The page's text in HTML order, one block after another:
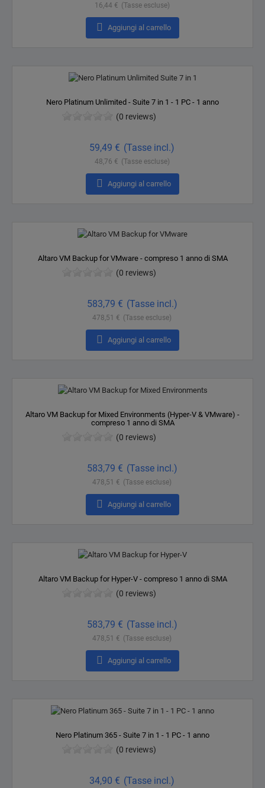
16,44 € (Tasse escluse)
 Aggiungi al carrello
Nero Platinum Unlimited - Suite 7 in 1 - 1 PC - 1 anno
(0 reviews)
59,49 € (Tasse incl.)
48,76 € (Tasse escluse)
 Aggiungi al carrello
Altaro VM Backup for VMware - compreso 1 anno di SMA
(0 reviews)
583,79 € (Tasse incl.)
478,51 € (Tasse escluse)
 Aggiungi al carrello
Altaro VM Backup for Mixed Environments (Hyper-V & VMware) -
compreso 1 anno di SMA
(0 reviews)
583,79 € (Tasse incl.)
478,51 € (Tasse escluse)
 Aggiungi al carrello
Altaro VM Backup for Hyper-V - compreso 1 anno di SMA
(0 reviews)
583,79 € (Tasse incl.)
478,51 € (Tasse escluse)
 Aggiungi al carrello
Nero Platinum 365 - Suite 7 in 1 - 1 PC - 1 anno
(0 reviews)
34,90 € (Tasse incl.)